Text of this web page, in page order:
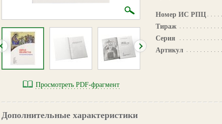
Просмотреть PDF-фрагмент
Номер ИС РПЦ
Тираж
Серия
Артикул
Дополнительные характеристики